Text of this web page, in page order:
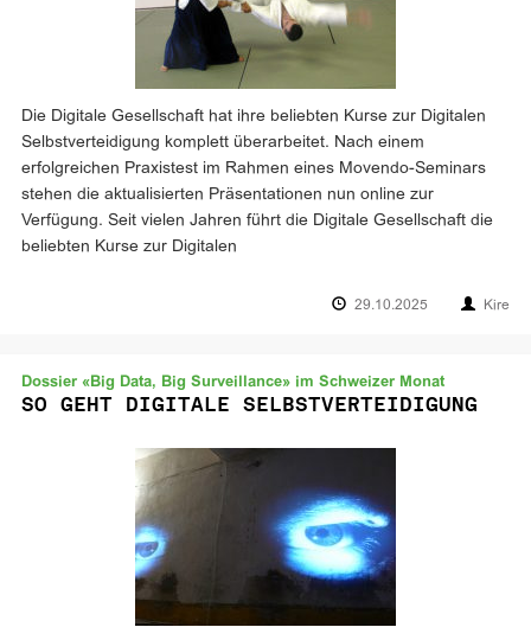
Die Digitale Gesellschaft hat ihre beliebten Kurse zur Digitalen
Selbstverteidigung komplett überarbeitet. Nach einem
erfolgreichen Praxistest im Rahmen eines Movendo-Seminars
stehen die aktualisierten Präsentationen nun online zur
Verfügung. Seit vielen Jahren führt die Digitale Gesellschaft die
beliebten Kurse zur Digitalen
29.10.2025 Kire
Dossier «Big Data, Big Surveillance» im Schweizer Monat
SO GEHT DIGITALE SELBSTVERTEIDIGUNG